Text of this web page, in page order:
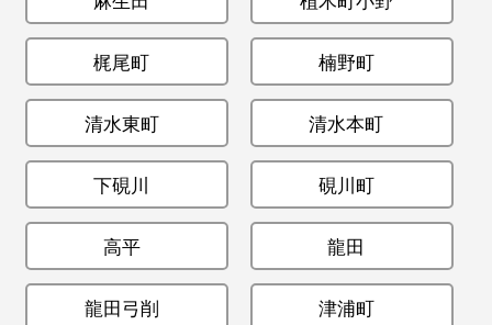
梶尾町 楠野町
清水東町 清水本町
下硯川 硯川町
高平 龍田
龍田弓削 津浦町